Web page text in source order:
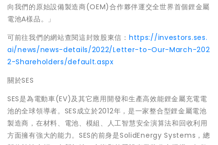
向我們的原始設備製造商(OEM)合作夥伴運交全世界首個鋰金屬
電池A樣品。」
可前往我們的網站查閱這封致股東信： https://investors.ses.
ai/news/news-details/2022/Letter-to-Our-March-202
2-Shareholders/default.aspx
關於SES
SES是為電動車(EV)及其它應用開發和生產高效能鋰金屬充電電
池的全球領導者。SES成立於2012年，是一家整合型鋰金屬電池
製造商，在材料、電池、模組、人工智慧安全演算法和回收利用
方面擁有強大的能力。SES的前身是SolidEnergy Systems，總